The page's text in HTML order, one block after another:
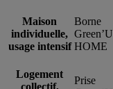
Maison
individuelle,
usage intensif
Borne
HOME
Logement
collectif,
Prise